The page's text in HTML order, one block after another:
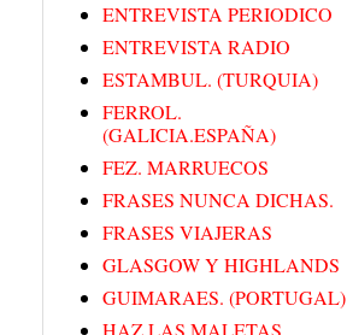
ENTREVISTA PERIODICO
ENTREVISTA RADIO
ESTAMBUL. (TURQUIA)
FERROL.
(GALICIA.ESPAÑA)
FEZ. MARRUECOS
FRASES NUNCA DICHAS.
FRASES VIAJERAS
GLASGOW Y HIGHLANDS
GUIMARAES. (PORTUGAL)
HAZ LAS MALETAS